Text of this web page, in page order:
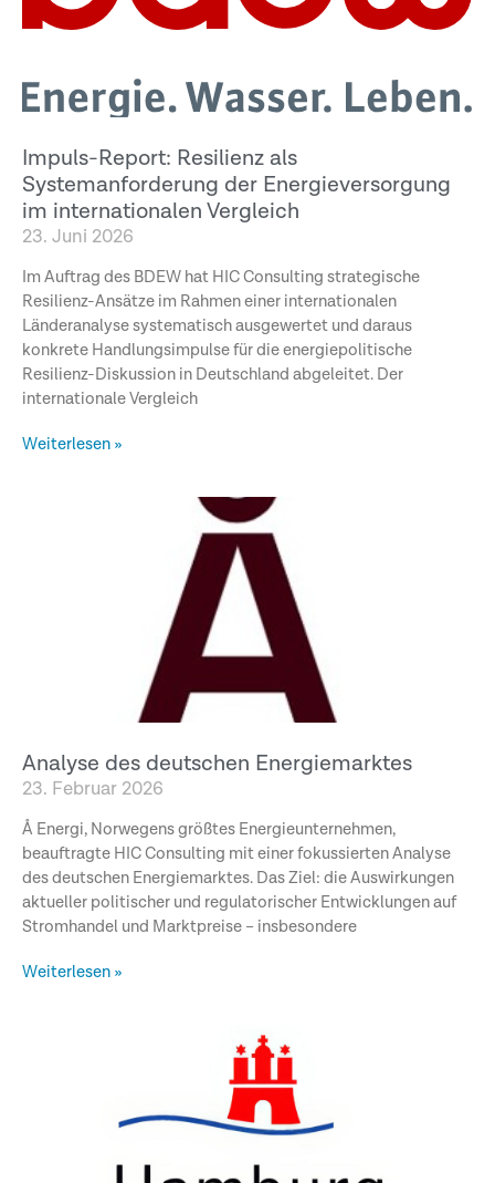
Impuls-Report: Resilienz als
Systemanforderung der Energieversorgung
im internationalen Vergleich
23. Juni 2026
Im Auftrag des BDEW hat HIC Consulting strategische
Resilienz-Ansätze im Rahmen einer internationalen
Länderanalyse systematisch ausgewertet und daraus
konkrete Handlungsimpulse für die energiepolitische
Resilienz-Diskussion in Deutschland abgeleitet. Der
internationale Vergleich
Weiterlesen »
Analyse des deutschen Energiemarktes
23. Februar 2026
Å Energi, Norwegens größtes Energieunternehmen,
beauftragte HIC Consulting mit einer fokussierten Analyse
des deutschen Energiemarktes. Das Ziel: die Auswirkungen
aktueller politischer und regulatorischer Entwicklungen auf
Stromhandel und Marktpreise – insbesondere
Weiterlesen »